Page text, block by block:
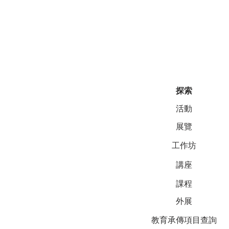
探索
活動
展覽
工作坊
講座
課程
外展
教育承傳項目查詢